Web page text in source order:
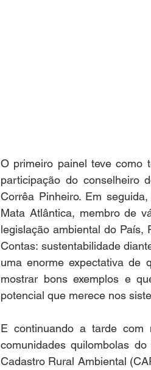
O primeiro painel teve como
participação do conselheiro
Corrêa Pinheiro. Em
Mata Atlântica, membro de
legislação ambiental do País,
Contas: sustentabilidade
uma enorme expectativa de
mostrar bons exemplos e
potencial que merece nos
E continuando a tarde
comunidades quilombolas
Cadastro Rural Ambiental